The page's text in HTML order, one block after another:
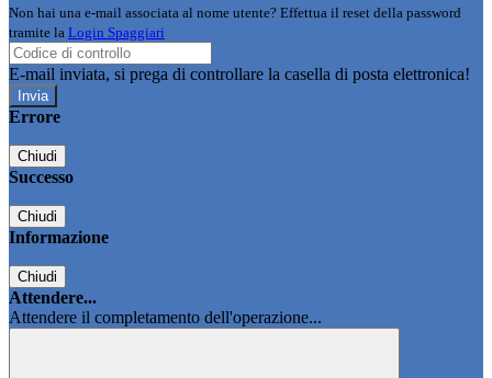
Non hai una e-mail associata al nome utente? Effettua il reset della password
tramite la Login Spaggiari
E-mail inviata, si prega di controllare la casella di posta elettronica!
Errore
Chiudi
Successo
Chiudi
Informazione
Chiudi
Attendere...
Attendere il completamento dell'operazione...